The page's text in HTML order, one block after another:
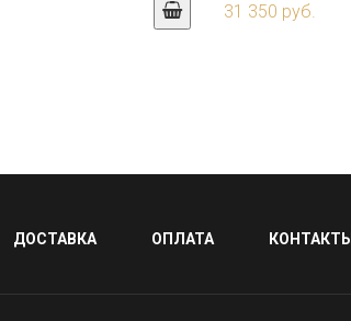
31 350 руб.
ДОСТАВКА ОПЛАТА КОНТАКТЫ